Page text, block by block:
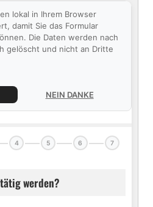
lokal in Ihrem Browser
damit Sie das Formular
Die Daten werden nach
gelöscht und nicht an Dritte
NEIN DANKE
4 5 6 7
werden?